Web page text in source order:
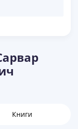
Книги